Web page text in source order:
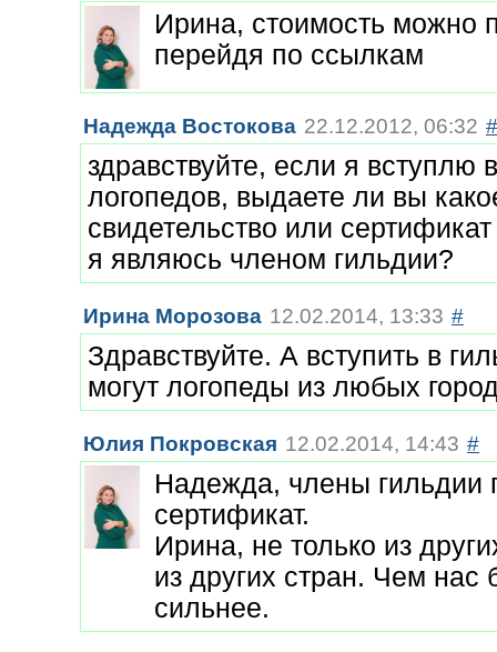
Ирина, стоимость можно
перейдя по ссылкам
Надежда Востокова 22.12.2012, 06:32 #
здравствуйте, если я вступлю
логопедов, выдаете ли вы
свидетельство или
я являюсь членом гильдии?
Ирина Морозова 12.02.2014, 13:33 #
Здравствуйте. А вступить в
могут логопеды из любых
Юлия Покровская 12.02.2014, 14:43 #
Надежда, члены гильдии
сертификат.
Ирина, не только из
из других стран. Чем
сильнее.